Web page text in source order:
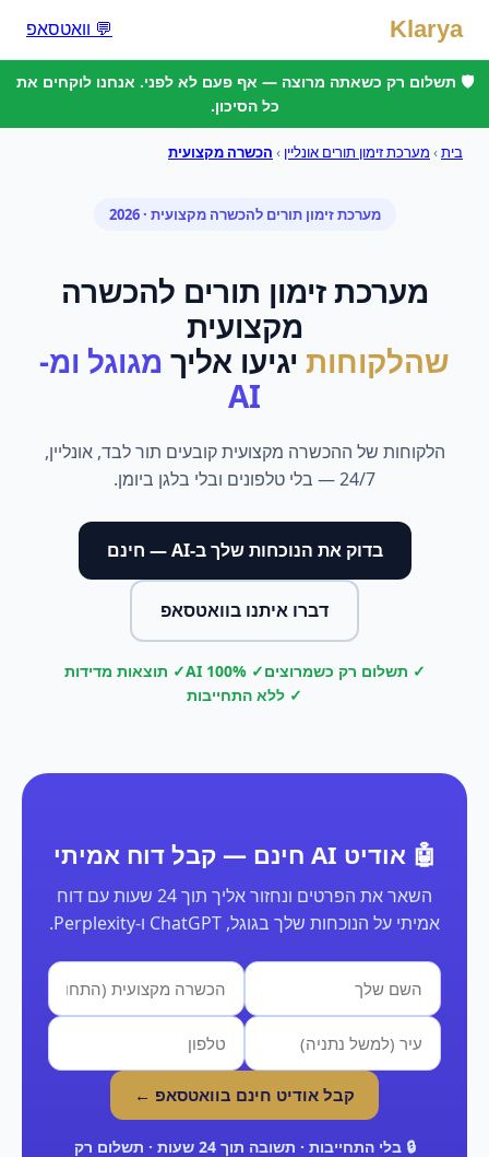
Klarya 💬 וואטסאפ
🛡️ תשלום רק כשאתה מרוצה — אף פעם לא לפני. אנחנו לוקחים את
כל הסיכון.
בית› מערכת זימון תורים אונליין › הכשרה מקצועית
מערכת זימון תורים להכשרה מקצועית · 2026
מערכת זימון תורים להכשרה
מקצועית
שהלקוחות יגיעו אליך מגוגל ומ-
AI
הלקוחות של ההכשרה מקצועית קובעים תור לבד, אונליין,
24/7 — בלי טלפונים ובלי בלגן ביומן.
בדוק את הנוכחות שלך ב-AI — חינם
דברו איתנו בוואטסאפ
✓ תשלום רק כשמרוצים✓ 100% AI
✓ תוצאות מדידות
✓ ללא התחייבות
🤖 אודיט AI חינם — קבל דוח אמיתי
השאר את הפרטים ונחזור אליך תוך 24 שעות עם דוח
אמיתי על הנוכחות שלך בגוגל, ChatGPT ו-Perplexity.
קבל אודיט חינם בוואטסאפ ←
🔒 בלי התחייבות · תשובה תוך 24 שעות · תשלום רק